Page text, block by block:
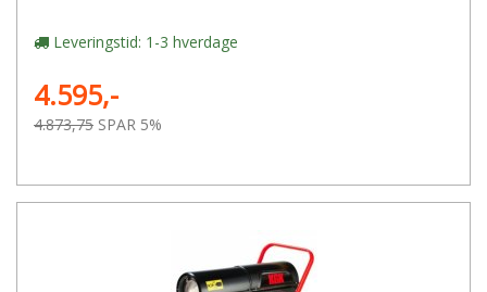
Leveringstid: 1-3 hverdage
4.595,-
4.873,75 SPAR 5%